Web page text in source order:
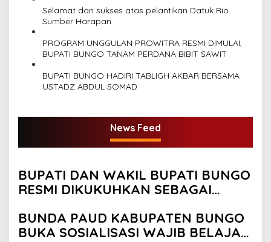
Selamat dan sukses atas pelantikan Datuk Rio
Sumber Harapan
PROGRAM UNGGULAN PROWITRA RESMI DIMULAI,
BUPATI BUNGO TANAM PERDANA BIBIT SAWIT
BUPATI BUNGO HADIRI TABLIGH AKBAR BERSAMA
USTADZ ABDUL SOMAD
News Feed
BUPATI DAN WAKIL BUPATI BUNGO
RESMI DIKUKUHKAN SEBAGAI
BUNDA PAUD KABUPATEN BUNGO
BUKA SOSIALISASI WAJIB BELAJAR